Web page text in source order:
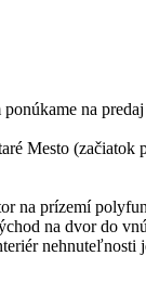
na
Mesto (začiatok
na prízemí
na dvor do
nehnuteľnosti